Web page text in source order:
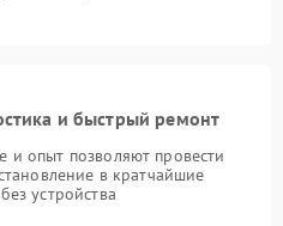
и быстрый ремонт
опыт позволяют провести
в кратчайшие
устройства